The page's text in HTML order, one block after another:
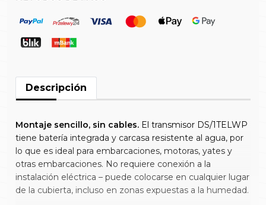
Descripción
Montaje sencillo, sin cables. El transmisor DS/1TELWP
tiene batería integrada y carcasa resistente al agua, por
lo que es ideal para embarcaciones, motoras, yates y
otras embarcaciones. No requiere conexión a la
instalación eléctrica – puede colocarse en cualquier lugar
de la cubierta, incluso en zonas expuestas a la humedad.